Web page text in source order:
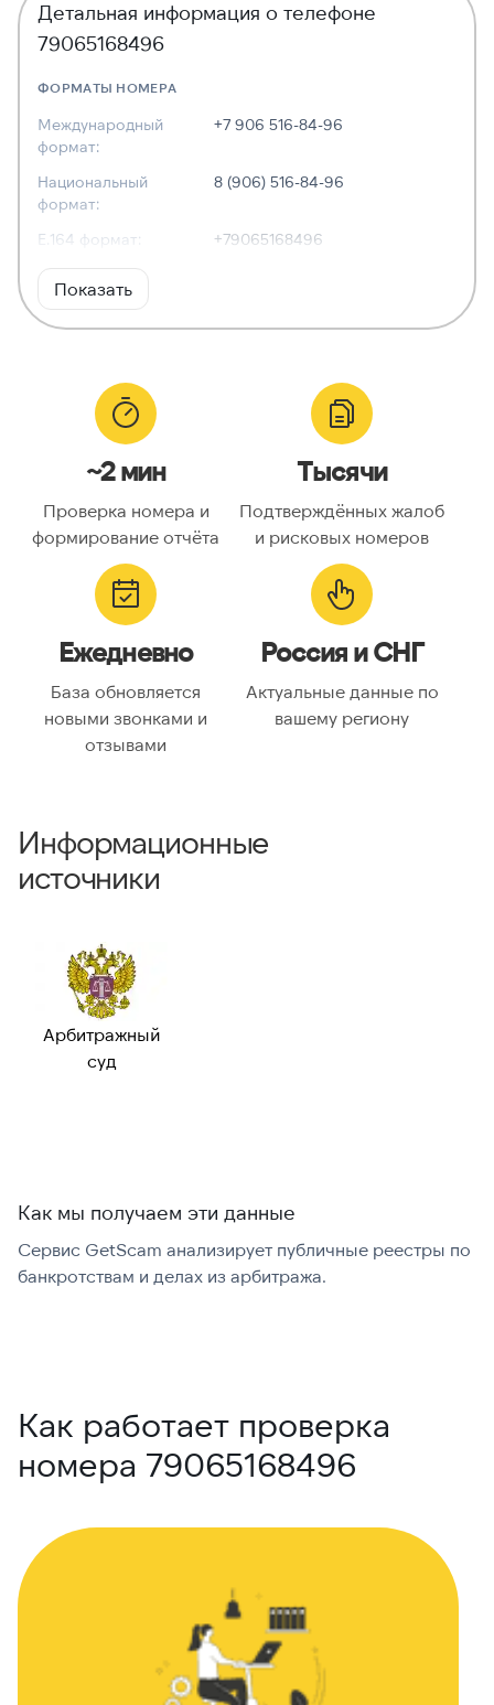
Детальная информация о телефоне
79065168496
ФОРМАТЫ НОМЕРА
Международный
формат:
+7 906 516-84-96
Национальный
формат:
8 (906) 516-84-96
E.164 формат:
+79065168496
RFC3966
формат:
Тип номера:
Оператор связи:
Национальный
9065168496
Код страны:
ГЕОЛОКАЦИЯ
Географическое
описание:
Часовые пояса:
Asia/Almaty, Asia/Anadyr,
Asia/Aqtobe, Asia/Irkutsk,
Asia/Kamchatka,
Europe/Bucharest,
Валидный номер:
Возможный
номер:
Можно набрать
международно:
Показать
~2 мин
Проверка номера и
формирование отчёта
Тысячи
Подтверждённых жалоб
и рисковых номеров
Ежедневно
База обновляется
новыми звонками и
отзывами
Россия и СНГ
Актуальные данные по
вашему региону
Информационные
источники
Арбитражный
суд
Как мы получаем эти данные
Сервис GetScam анализирует публичные реестры по
банкротствам и делах из арбитража.
Как работает проверка
номера 79065168496